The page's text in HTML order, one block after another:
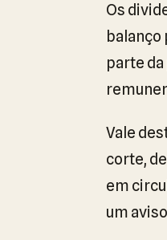
Os
balanço
parte
Vale
corte,
em
um